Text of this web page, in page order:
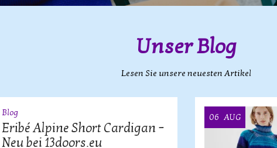
Unser Blog
Lesen Sie unsere neuesten Artikel
Blog
Eribé Alpine Short Cardigan –
Neu bei 13doors.eu
06 AUG